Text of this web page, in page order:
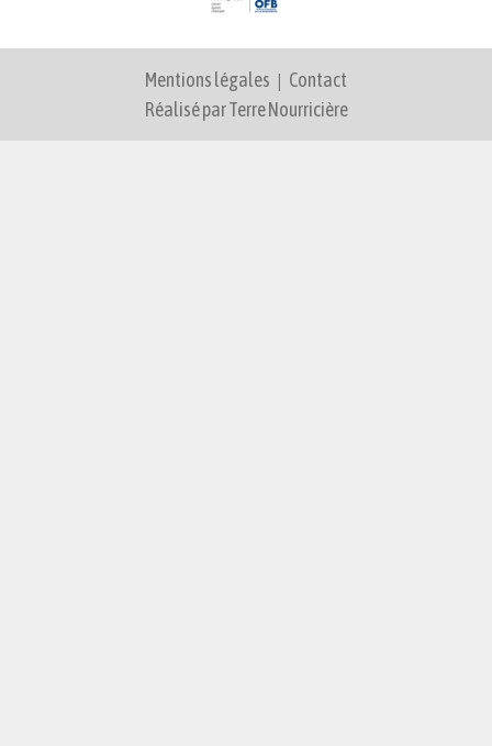
Mentions légales | Contact
Réalisé par Terre Nourricière